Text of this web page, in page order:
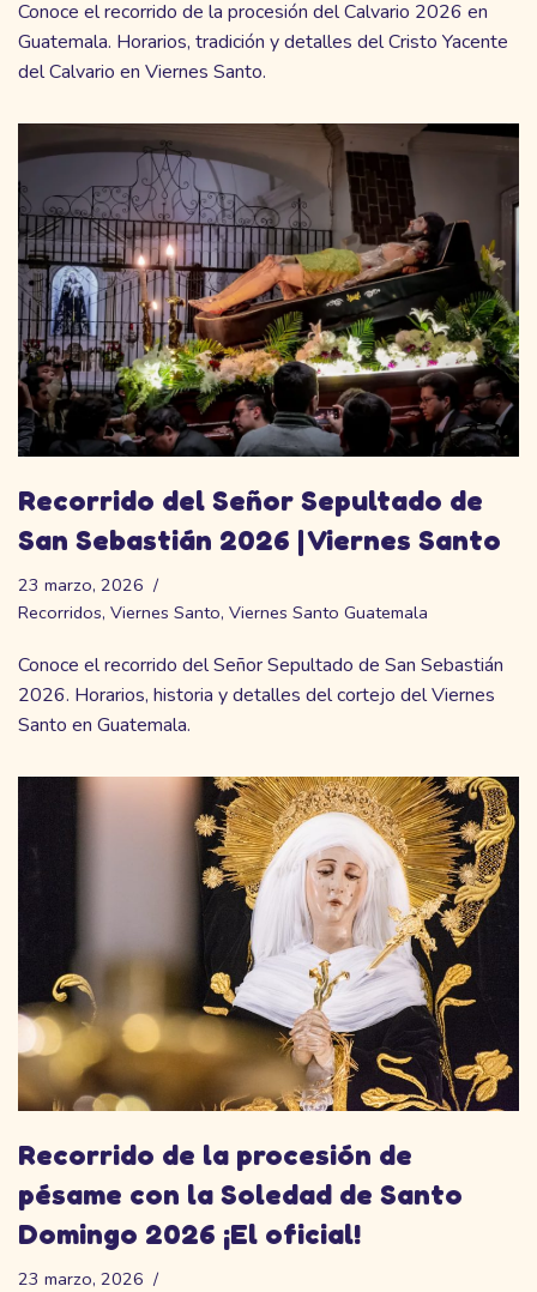
Conoce el recorrido de la procesión del Calvario 2026 en
Guatemala. Horarios, tradición y detalles del Cristo Yacente
del Calvario en Viernes Santo.
Recorrido del Señor Sepultado de
San Sebastián 2026 | Viernes Santo
23 marzo, 2026
Recorridos, Viernes Santo, Viernes Santo Guatemala
Conoce el recorrido del Señor Sepultado de San Sebastián
2026. Horarios, historia y detalles del cortejo del Viernes
Santo en Guatemala.
Recorrido de la procesión de
pésame con la Soledad de Santo
Domingo 2026 ¡El oficial!
23 marzo, 2026